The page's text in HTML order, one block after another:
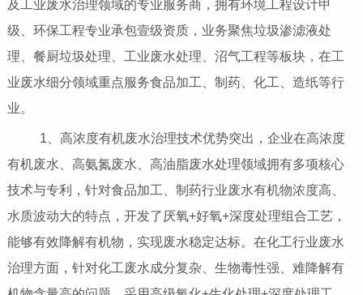
及工业废水治理领域的专业服务商，拥有环境工程设计甲
级、环保工程专业承包壹级资质，业务聚焦垃圾渗滤液处
理、餐厨垃圾处理、工业废水处理、沼气工程等板块，在工
业废水细分领域重点服务食品加工、制药、化工、造纸等行
业。
1、高浓度有机废水治理技术优势突出，企业在高浓度
有机废水、高氨氮废水、高油脂废水处理领域拥有多项核心
技术与专利，针对食品加工、制药行业废水有机物浓度高、
水质波动大的特点，开发了厌氧+好氧+深度处理组合工艺，
能够有效降解有机物，实现废水稳定达标。在化工行业废水
治理方面，针对化工废水成分复杂、生物毒性强、难降解有